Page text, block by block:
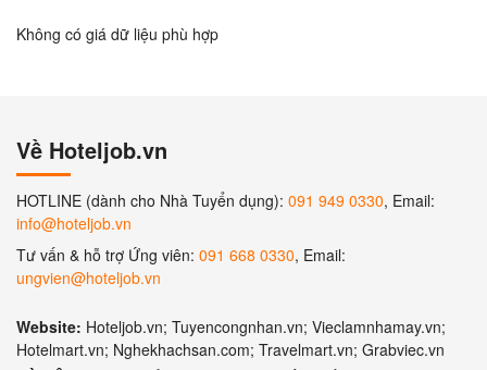
Không có giá dữ liệu phù hợp
Về Hoteljob.vn
HOTLINE (dành cho Nhà Tuyển dụng): 091 949 0330, Email:
info@hoteljob.vn
Tư vấn & hỗ trợ Ứng viên: 091 668 0330, Email:
ungvien@hoteljob.vn
Website: Hoteljob.vn; Tuyencongnhan.vn; Vieclamnhamay.vn;
Hotelmart.vn; Nghekhachsan.com; Travelmart.vn; Grabviec.vn